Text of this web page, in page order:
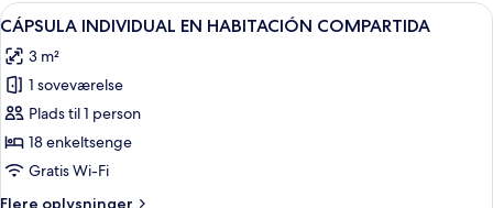
Indlæs
alle
billeder
af
CÁPSULA
INDIVIDUAL
EN
Et moderne værelse med køjeseng i
15
CÁPSULA INDIVIDUAL EN HABITACIÓN COMPARTIDA
3 m²
1 soveværelse
Plads til 1 person
18 enkeltsenge
Gratis Wi-Fi
Flere oplysninger
Flere